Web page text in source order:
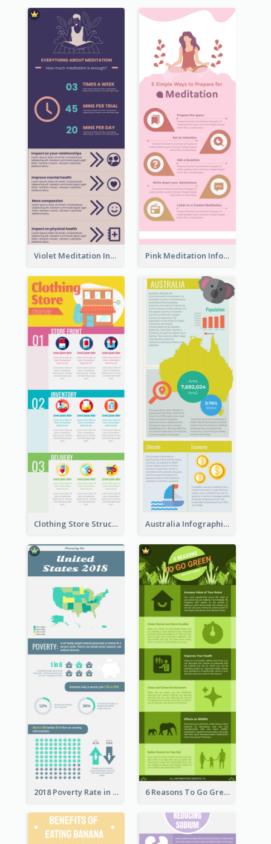
Violet Meditation Infographic Pink Meditation Infographic
Clothing Store Structure Infographic Australia Infographic
2018 Poverty Rate in the United States Infographic 6 Reasons To Go Green